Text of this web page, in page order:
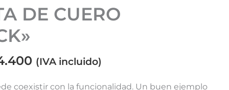
DE CUERO
El
precio
(IVA incluido)
coexistir con la funcionalidad. Un buen ejemplo